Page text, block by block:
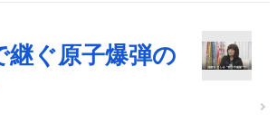
ぐ原子爆弾の